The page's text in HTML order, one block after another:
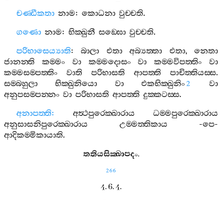
චණ‍්ඩීකතා නාම: කොධනා වුච‍්චති.
ගණො නාම: භික‍්ඛුනී සඞ‍්ඝො වුච‍්චති.
පරිභාසෙය්‍යාති:බාලා එතා අබ්‍යත‍්තා එතා,නෙතා
ජානන‍්ති
කම‍්මං වා කම‍්මදොසං වා කම‍්මවිපත‍්තිං
වා
කම‍්මසම‍්පත‍්තිං
වාති පරිභාසති ආපත‍්ති පාචිත‍්තියස‍්ස.
සම‍්බහුලා
භික‍්ඛුනියො වා එකභික‍්ඛුනිං2
වා
අනුපසම‍්පන‍්නං වා පරිභාසති ආපත‍්ති දුක‍්කටස‍්ස.
අනාපත‍්ති: අත්‍ථපුරෙක‍්ඛාරාය
ධම‍්මපුරෙක‍්ඛාරාය
අනුසාසනිපුරෙක‍්ඛාරාය
උම‍්මත‍්තිකාය -පෙ-
ආදිකම‍්මිකායාති.
තතියසික‍්ඛාපදං.
266
4. 6. 4.